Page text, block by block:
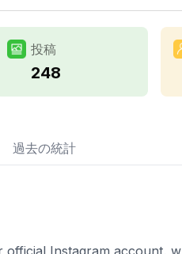
投稿
248
過去の統計
official Instagram account,